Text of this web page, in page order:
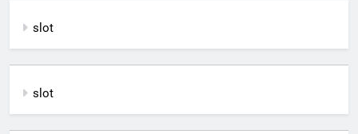
slot
slot